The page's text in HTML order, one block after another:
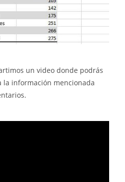
un video donde podrás
la información mencionada